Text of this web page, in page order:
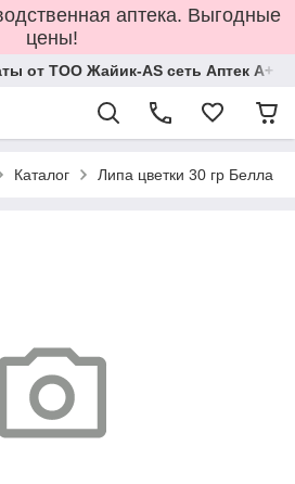
аптека. Выгодные
цены!
от ТОО Жайик-AS сеть Аптек А+
Каталог Липа цветки 30 гр Белла